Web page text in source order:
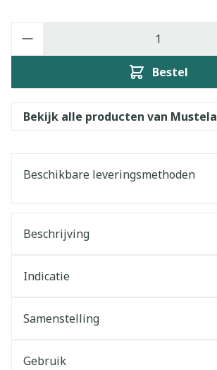
Bestel
Bekijk alle producten van Mustela
Beschikbare leveringsmethoden
Beschrijving
Indicatie
Samenstelling
Gebruik